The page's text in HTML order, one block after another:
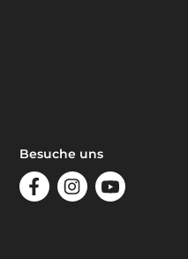
Besuche uns